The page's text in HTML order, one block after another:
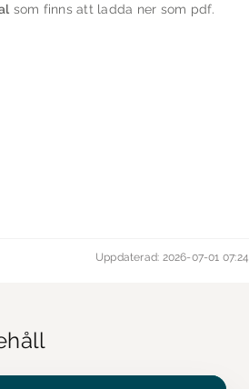
som finns att ladda ner som pdf.
Uppdaterad: 2026-07-01 07:24